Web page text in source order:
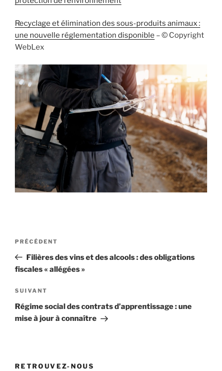
Recyclage et élimination des sous-produits animaux :
une nouvelle réglementation disponible – © Copyright
WebLex
Navigation
l’article
Article
précédent
PRÉCÉDENT
Filières des vins et des alcools : des obligations
fiscales « allégées »
Article
suivant
SUIVANT
Régime social des contrats d’apprentissage : une
mise à jour à connaître
RETROUVEZ-NOUS